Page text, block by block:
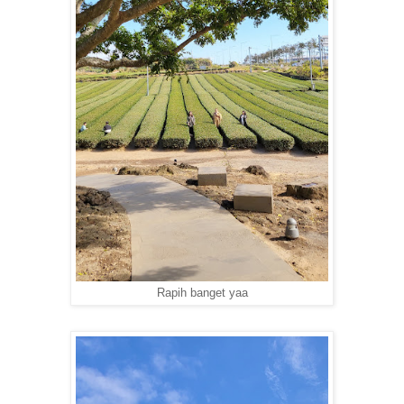
Rapih banget yaa